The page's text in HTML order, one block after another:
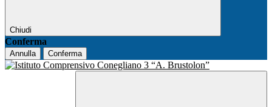
Chiudi
Conferma
Annulla Conferma